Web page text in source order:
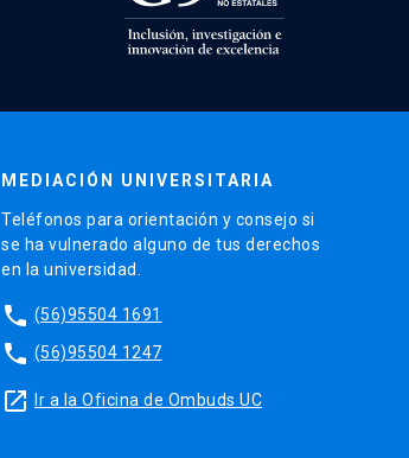
MEDIACIÓN UNIVERSITARIA
Teléfonos para orientación y consejo si
se ha vulnerado alguno de tus derechos
en la universidad.
phone (56)95504 1691
phone (56)95504 1247
launch Ir a la Oficina de Ombuds UC